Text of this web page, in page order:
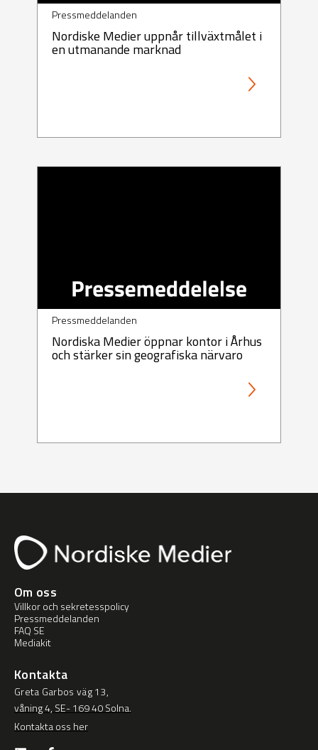
Pressmeddelanden
Nordiske Medier uppnår tillväxtmålet i
en utmanande marknad
Pressmeddelanden
Nordiska Medier öppnar kontor i Århus
och stärker sin geografiska närvaro
Om oss
Villkor och sekretesspolicy
Pressmeddelanden
FAQ SE
Mediakit
Kontakta
Greta Garbos väg 13,
våning 4, SE- 169 40 Solna.
Kontakta oss her